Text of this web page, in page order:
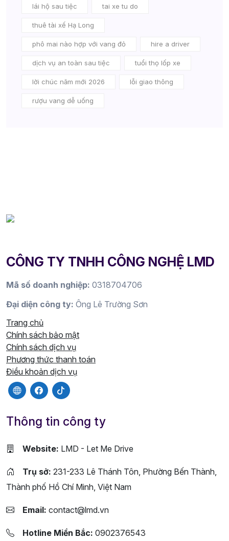
lái hộ sau tiệc tai xe tu do
thuê tài xế Hạ Long
phô mai nào hợp với vang đỏ hire a driver
dịch vụ an toàn sau tiệc tuổi thọ lốp xe
lời chúc năm mới 2026 lỗi giao thông
rượu vang dễ uống
CÔNG TY TNHH CÔNG NGHỆ LMD
Mã số doanh nghiệp: 0318704706
Đại diện công ty: Ông Lê Trường Sơn
Trang chủ
Chính sách bảo mật
Chính sách dịch vụ
Phương thức thanh toán
Điều khoản dịch vụ
Thông tin công ty
Website: LMD - Let Me Drive
Trụ sở: 231-233 Lê Thánh Tôn, Phường Bến Thành,
Thành phố Hồ Chí Minh, Việt Nam
Email: contact@lmd.vn
Hotline Miền Bắc: 0902376543